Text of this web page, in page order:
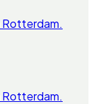
Rotterdam.
Rotterdam.